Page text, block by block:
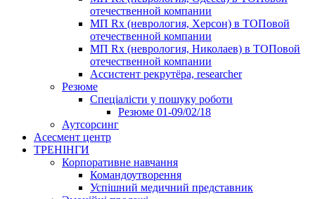
отечественной компании
МП Rx (неврология, Херсон) в ТОПовой
отечественной компании
МП Rx (неврология, Николаев) в ТОПовой
отечественной компании
Ассистент рекрутёра, researcher
Резюме
Cпеціалісти у пошуку роботи
Резюме 01-09/02/18
Аутсорсинг
Асесмент центр
ТРЕНІНГИ
Корпоративне навчання
Командоутворення
Успішний медичний представник